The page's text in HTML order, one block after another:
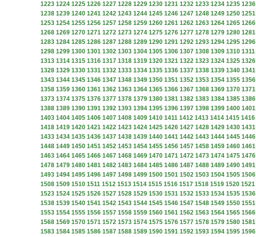
1223 1224 1225 1226 1227 1228 1229 1230 1231 1232 1233 1234 1235 1236
1238 1239 1240 1241 1242 1243 1244 1245 1246 1247 1248 1249 1250 1251
1253 1254 1255 1256 1257 1258 1259 1260 1261 1262 1263 1264 1265 1266
1268 1269 1270 1271 1272 1273 1274 1275 1276 1277 1278 1279 1280 1281
1283 1284 1285 1286 1287 1288 1289 1290 1291 1292 1293 1294 1295 1296
1298 1299 1300 1301 1302 1303 1304 1305 1306 1307 1308 1309 1310 1311
1313 1314 1315 1316 1317 1318 1319 1320 1321 1322 1323 1324 1325 1326
1328 1329 1330 1331 1332 1333 1334 1335 1336 1337 1338 1339 1340 1341
1343 1344 1345 1346 1347 1348 1349 1350 1351 1352 1353 1354 1355 1356
1358 1359 1360 1361 1362 1363 1364 1365 1366 1367 1368 1369 1370 1371
1373 1374 1375 1376 1377 1378 1379 1380 1381 1382 1383 1384 1385 1386
1388 1389 1390 1391 1392 1393 1394 1395 1396 1397 1398 1399 1400 1401
1403 1404 1405 1406 1407 1408 1409 1410 1411 1412 1413 1414 1415 1416
1418 1419 1420 1421 1422 1423 1424 1425 1426 1427 1428 1429 1430 1431
1433 1434 1435 1436 1437 1438 1439 1440 1441 1442 1443 1444 1445 1446
1448 1449 1450 1451 1452 1453 1454 1455 1456 1457 1458 1459 1460 1461
1463 1464 1465 1466 1467 1468 1469 1470 1471 1472 1473 1474 1475 1476
1478 1479 1480 1481 1482 1483 1484 1485 1486 1487 1488 1489 1490 1491
1493 1494 1495 1496 1497 1498 1499 1500 1501 1502 1503 1504 1505 1506
1508 1509 1510 1511 1512 1513 1514 1515 1516 1517 1518 1519 1520 1521
1523 1524 1525 1526 1527 1528 1529 1530 1531 1532 1533 1534 1535 1536
1538 1539 1540 1541 1542 1543 1544 1545 1546 1547 1548 1549 1550 1551
1553 1554 1555 1556 1557 1558 1559 1560 1561 1562 1563 1564 1565 1566
1568 1569 1570 1571 1572 1573 1574 1575 1576 1577 1578 1579 1580 1581
1583 1584 1585 1586 1587 1588 1589 1590 1591 1592 1593 1594 1595 1596